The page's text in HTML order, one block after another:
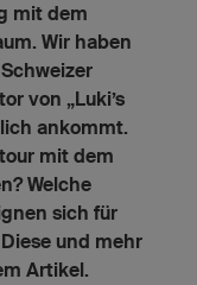
mit dem
Wir haben
von „Luki’s
ankommt.
mit dem
Welche
sich für
und mehr
Artikel.